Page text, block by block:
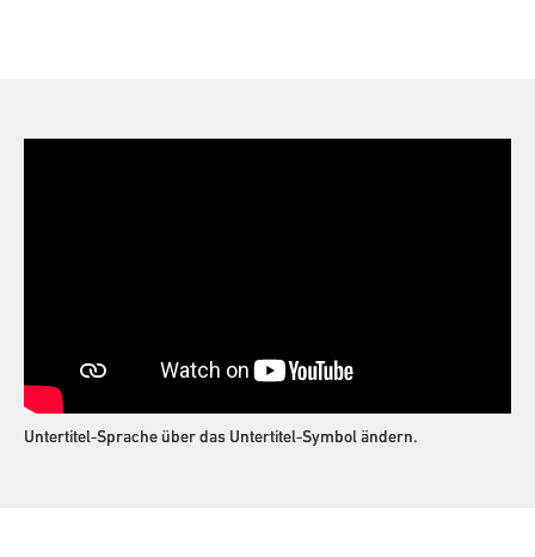
Untertitel-Sprache über das Untertitel-Symbol ändern.